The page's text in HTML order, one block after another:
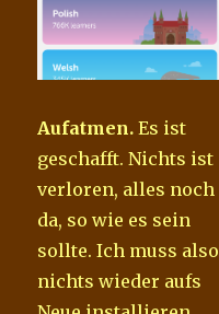
Aufatmen. Es ist
geschafft. Nichts ist
verloren, alles noch
da, so wie es sein
sollte. Ich muss also
nichts wieder aufs